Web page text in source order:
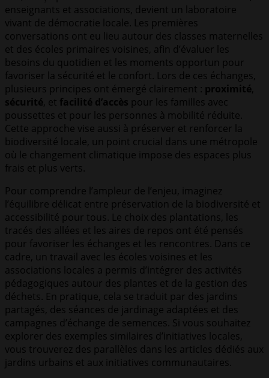
enseignants et associations, devient un laboratoire
vivant de démocratie locale. Les premières
conversations ont eu lieu autour des classes maternelles
et des écoles primaires voisines, afin d’évaluer les
besoins du quotidien et les moments opportun pour
favoriser la sécurité et le confort. Lors de ces échanges,
plusieurs principes ont émergé clairement : proximité,
sécurité, et facilité d’accès pour les familles avec
poussettes et pour les personnes à mobilité réduite.
Cette approche vise aussi à préserver et renforcer la
biodiversité locale, un point crucial dans une métropole
où le changement climatique impose des espaces plus
frais et plus verts.
Pour comprendre l’ampleur de l’enjeu, imaginez
l’équilibre délicat entre préservation de la biodiversité et
accessibilité pour tous. Le choix des plantations, les
tracés des allées et les aires de repos ont été pensés
pour favoriser les échanges et les rencontres. Dans ce
cadre, un travail avec les écoles voisines et les
associations locales a permis d’intégrer des activités
pédagogiques autour des plantes et de la gestion des
déchets. En pratique, cela se traduit par des jardins
partagés, des séances de jardinage adaptées et des
campagnes d’échange de semences. Si vous souhaitez
explorer des exemples similaires d’initiatives locales,
vous trouverez des parallèles dans les articles dédiés aux
jardins urbains et aux initiatives communautaires.